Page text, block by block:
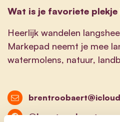
Wat is je favoriete
Heerlijk wandelen
Markepad neemt je mee
watermolens, natuur,
@brent.roobaert